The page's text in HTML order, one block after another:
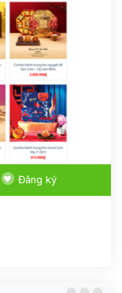
Đăng ký